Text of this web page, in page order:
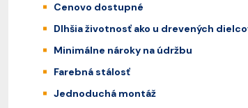
Cenovo dostupné
Dlhšia životnosť ako u drevených
Minimálne nároky na údržbu
Farebná stálosť
Jednoduchá montáž